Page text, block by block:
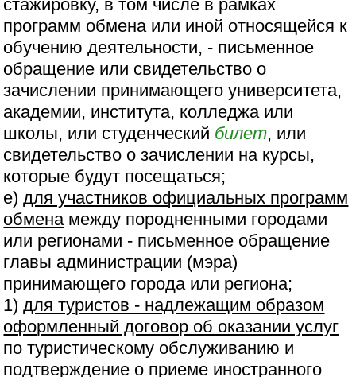
стажировку, в том числе в рамках
программ обмена или иной относящейся к
обучению деятельности, - письменное
обращение или свидетельство о
зачислении принимающего университета,
академии, института, колледжа или
школы, или студенческий билет, или
свидетельство о зачислении на курсы,
которые будут посещаться;
е)для участников официальных программ
обмена между породненными городами
или регионами - письменное обращение
главы администрации (мэра)
принимающего города или региона;
1)для туристов - надлежащим образом
оформленный договор об оказании услуг
по туристическому обслуживанию и
подтверждение о приеме иностранного